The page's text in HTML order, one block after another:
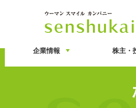
企業情報 株主・